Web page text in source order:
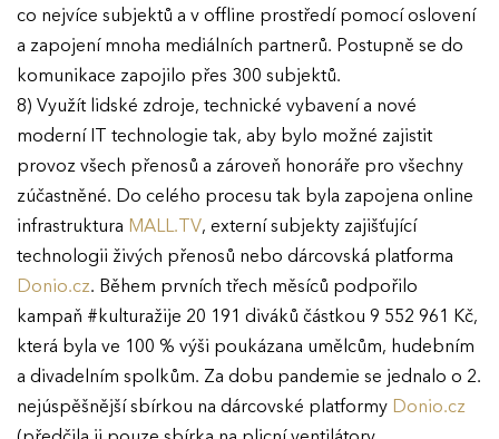
co nejvíce subjektů a v offline prostředí pomocí oslovení
a zapojení mnoha mediálních partnerů. Postupně se do
komunikace zapojilo přes 300 subjektů.
8) Využít lidské zdroje, technické vybavení a nové
moderní IT technologie tak, aby bylo možné zajistit
provoz všech přenosů a zároveň honoráře pro všechny
zúčastněné. Do celého procesu tak byla zapojena online
infrastruktura MALL.TV, externí subjekty zajišťující
technologii živých přenosů nebo dárcovská platforma
Donio.cz. Během prvních třech měsíců podpořilo
kampaň #kulturažije 20 191 diváků částkou 9 552 961 Kč,
která byla ve 100 % výši poukázana umělcům, hudebním
a divadelním spolkům. Za dobu pandemie se jednalo o 2.
nejúspěšnější sbírkou na dárcovské platformy Donio.cz